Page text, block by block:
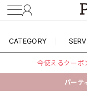
CATEGORY
今使えるクーポ
パーテ